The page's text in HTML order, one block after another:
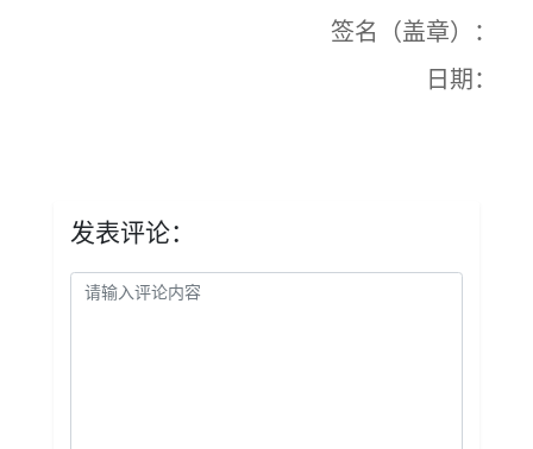
签名（盖章）：
日期：
发表评论：